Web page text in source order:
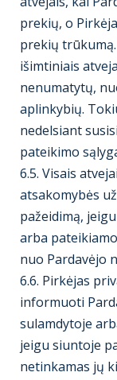
prekių, o
prekių
išimtiniais
nenumatytų,
aplinkybių.
nedelsiant
pateikimo
6.5. Visais
atsakomybės
pažeidimą,
arba
nuo Pardavėjo
6.6. Pirkėjas
informuoti
sulamdytoje
jeigu siuntoje
netinkamas jų